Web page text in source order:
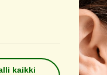
kaikki